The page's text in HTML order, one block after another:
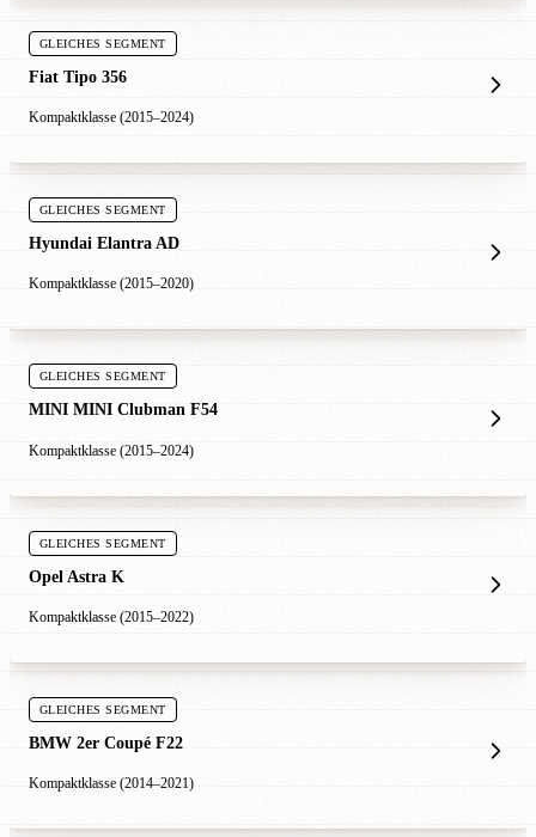
GLEICHES SEGMENT
Fiat Tipo 356
Kompaktklasse (2015–2024)
GLEICHES SEGMENT
Hyundai Elantra AD
Kompaktklasse (2015–2020)
GLEICHES SEGMENT
MINI MINI Clubman F54
Kompaktklasse (2015–2024)
GLEICHES SEGMENT
Opel Astra K
Kompaktklasse (2015–2022)
GLEICHES SEGMENT
BMW 2er Coupé F22
Kompaktklasse (2014–2021)